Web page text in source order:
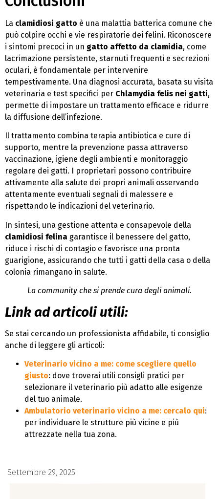
La clamidiosi gatto è una malattia batterica comune che
può colpire occhi e vie respiratorie dei felini. Riconoscere
i sintomi precoci in un gatto affetto da clamidia, come
lacrimazione persistente, starnuti frequenti e secrezioni
oculari, è fondamentale per intervenire
tempestivamente. Una diagnosi accurata, basata su visita
veterinaria e test specifici per Chlamydia felis nei gatti,
permette di impostare un trattamento efficace e ridurre
la diffusione dell’infezione.
Il trattamento combina terapia antibiotica e cure di
supporto, mentre la prevenzione passa attraverso
vaccinazione, igiene degli ambienti e monitoraggio
regolare dei gatti. I proprietari possono contribuire
attivamente alla salute dei propri animali osservando
attentamente eventuali segnali di malessere e
rispettando le indicazioni del veterinario.
In sintesi, una gestione attenta e consapevole della
clamidiosi felina garantisce il benessere del gatto,
riduce i rischi di contagio e favorisce una pronta
guarigione, assicurando che tutti i gatti della casa o della
colonia rimangano in salute.
La community che si prende cura degli animali.
Link ad articoli utili:
Se stai cercando un professionista affidabile, ti consiglio
anche di leggere gli articoli:
Veterinario vicino a me: come scegliere quello
giusto: dove troverai utili consigli pratici per
selezionare il veterinario più adatto alle esigenze
del tuo animale.
Ambulatorio veterinario vicino a me: cercalo qui:
per individuare le strutture più vicine e più
attrezzate nella tua zona.
Settembre 29, 2025